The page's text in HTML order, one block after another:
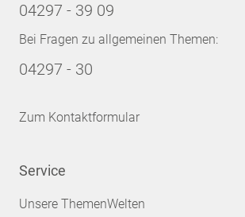
04297 - 39 09
Bei Fragen zu allgemeinen Themen:
04297 - 30
Zum Kontaktformular
Service
Unsere ThemenWelten